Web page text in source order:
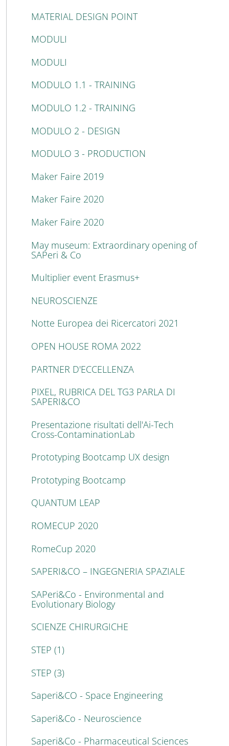
MATERIAL DESIGN POINT
MODULI
MODULI
MODULO 1.1 - TRAINING
MODULO 1.2 - TRAINING
MODULO 2 - DESIGN
MODULO 3 - PRODUCTION
Maker Faire 2019
Maker Faire 2020
Maker Faire 2020
May museum: Extraordinary opening of
SAPeri & Co
Multiplier event Erasmus+
NEUROSCIENZE
Notte Europea dei Ricercatori 2021
OPEN HOUSE ROMA 2022
PARTNER D'ECCELLENZA
PIXEL, RUBRICA DEL TG3 PARLA DI
SAPERI&CO
Presentazione risultati dell'Ai-Tech
Cross-ContaminationLab
Prototyping Bootcamp UX design
Prototyping Bootcamp
QUANTUM LEAP
ROMECUP 2020
RomeCup 2020
SAPERI&CO – INGEGNERIA SPAZIALE
SAPeri&Co - Environmental and
Evolutionary Biology
SCIENZE CHIRURGICHE
STEP (1)
STEP (3)
Saperi&CO - Space Engineering
Saperi&Co - Neuroscience
Saperi&Co - Pharmaceutical Sciences